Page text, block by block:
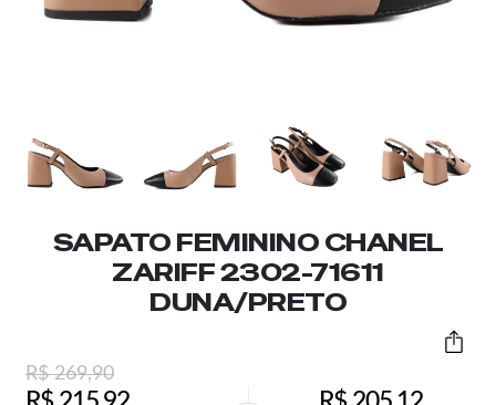
SAPATO FEMININO CHANEL
ZARIFF 2302-71611
DUNA/PRETO
R$269,90